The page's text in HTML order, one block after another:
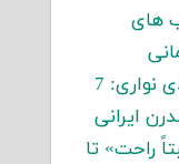
های
نورپردازی مخفی با ال ای دی نواری: 7
ایرانی
راحت» تا